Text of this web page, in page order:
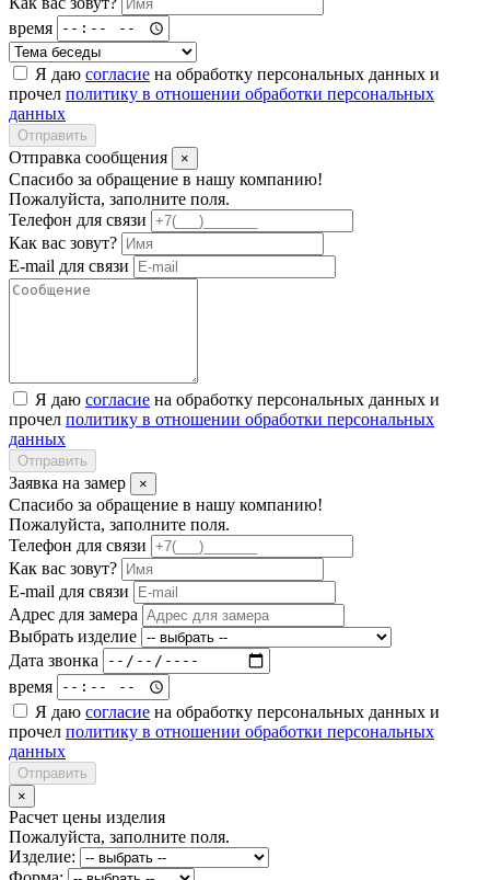
время
Я даю согласие на обработку персональных данных и
прочел политику в отношении обработки персональных
данных
Отправить
Отправка сообщения ×
Спасибо за обращение в нашу компанию!
Пожалуйста, заполните поля.
Телефон для связи
Как вас зовут?
E-mail для связи
Я даю согласие на обработку персональных данных и
прочел политику в отношении обработки персональных
данных
Отправить
Заявка на замер ×
Спасибо за обращение в нашу компанию!
Пожалуйста, заполните поля.
Телефон для связи
Как вас зовут?
E-mail для связи
Адрес для замера
Выбрать изделие
Дата звонка
время
Я даю согласие на обработку персональных данных и
прочел политику в отношении обработки персональных
данных
Отправить
×
Расчет цены изделия
Пожалуйста, заполните поля.
Изделие: